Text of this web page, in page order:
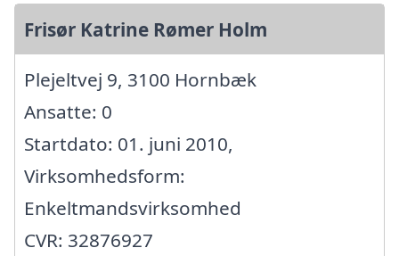
Frisør Katrine Rømer Holm
Plejeltvej 9, 3100 Hornbæk
Ansatte: 0
Startdato: 01. juni 2010,
Virksomhedsform:
Enkeltmandsvirksomhed
CVR: 32876927